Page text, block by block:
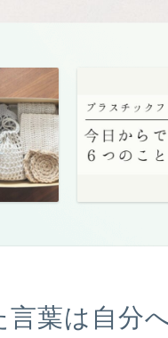
葉は自分